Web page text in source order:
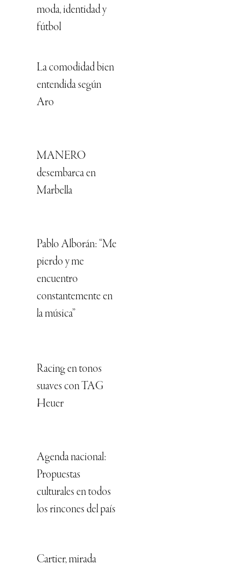
moda, identidad y
fútbol
La comodidad bien
entendida según
Aro
MANERO
desembarca en
Marbella
Pablo Alborán: “Me
pierdo y me
encuentro
constantemente en
la música”
Racing en tonos
suaves con TAG
Heuer
Agenda nacional:
Propuestas
culturales en todos
los rincones del país
Cartier, mirada